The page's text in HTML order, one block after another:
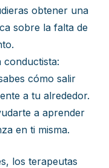
obtener una
sobre la falta de
cómo salir
a tu alrededor.
a aprender
en ti misma.
los terapeutas